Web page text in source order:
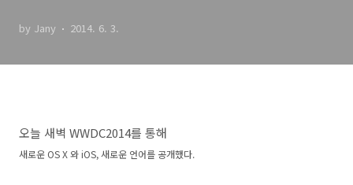
by Jany 2014. 6. 3.
오늘 새벽 WWDC2014를 통해
새로운 OS X 와 iOS, 새로운 언어를 공개했다.